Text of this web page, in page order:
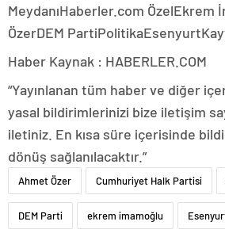
MeydanıHaberler.com ÖzelEkrem
ÖzerDEM
Haber Kaynak : HABERLER.COM
“Yayınlanan tüm haber ve diğer
yasal bildirimlerinizi bize iletişim
iletiniz. En kısa süre içerisinde
dönüş sağlanılacaktır.”
Ahmet Özer Cumhuriyet Halk Partisi
DEM Parti ekrem imamoğlu